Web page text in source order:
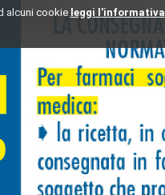
alcuni cookie leggi l'informativa